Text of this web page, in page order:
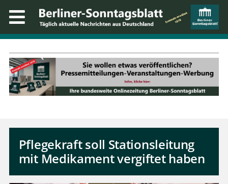
Pflegekraft soll Stationsleitung
mit Medikament vergiftet haben